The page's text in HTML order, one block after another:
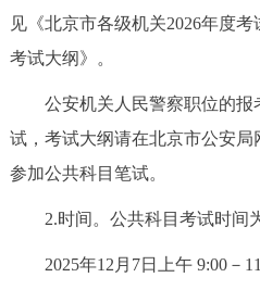
见《北京市各级机关2026年度
考试大纲》。
公安机关人民警察职位的报
试，考试大纲请在北京市公安
参加公共科目笔试。
2.时间。公共科目考试时间
2025年12月7日上午 9:00－